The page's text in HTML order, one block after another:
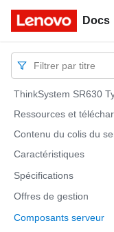
Docs
Docs
Filtrer par titre
ThinkSystem SR630
Ressources et
Contenu du colis du
Caractéristiques
Spécifications
Offres de gestion
Composants serveur